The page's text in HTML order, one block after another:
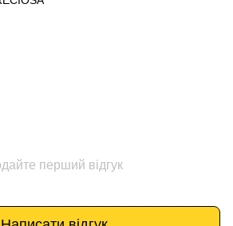
перший відгук